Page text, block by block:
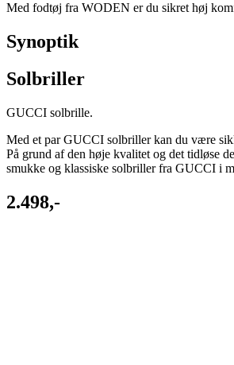
Med fodtøj fra WODEN er du sikret høj
Synoptik
Solbriller
GUCCI solbrille.
Med et par GUCCI solbriller kan du være
På grund af den høje kvalitet og det tidløse
smukke og klassiske solbriller fra GUCCI i
2.498,-